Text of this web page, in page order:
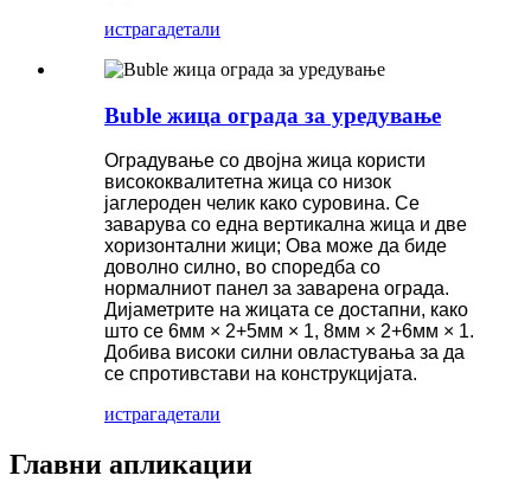
истрагадетали
Buble жица ограда за уредување
Оградување со двојна жица користи
висококвалитетна жица со низок
јаглероден челик како суровина. Се
заварува со една вертикална жица и две
хоризонтални жици; Ова може да биде
доволно силно, во споредба со
нормалниот панел за заварена ограда.
Дијаметрите на жицата се достапни, како
што се 6мм × 2+5мм × 1, 8мм × 2+6мм × 1.
Добива високи силни овластувања за да
се спротивстави на конструкцијата.
истрагадетали
Главни апликации